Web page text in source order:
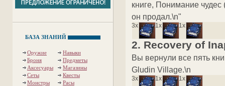
БАЗА ЗНАНИЙ
Оружие
Навыки
Броня
Предметы
Аксесуары
Магазины
Сеты
Квесты
Монстры
Расы
книге, Понимание
он продал.\n"
3x 1x 1x
2. Recovery of
Вы вернули все пять
Gludin Village.\n
3x 1x 1x